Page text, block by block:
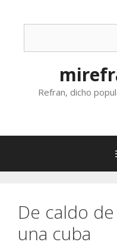
Refran, dicho
De caldo
una cuba